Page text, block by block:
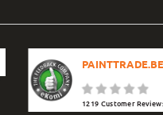
PAINTTRADE.BE
1219 Customer